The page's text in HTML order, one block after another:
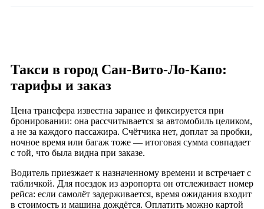
Такси в город Сан-Вито-Ло-Капо:
тарифы и заказ
Цена трансфера известна заранее и фиксируется при
бронировании: она рассчитывается за автомобиль целиком,
а не за каждого пассажира. Счётчика нет, доплат за пробки,
ночное время или багаж тоже — итоговая сумма совпадает
с той, что была видна при заказе.
Водитель приезжает к назначенному времени и встречает с
табличкой. Для поездок из аэропорта он отслеживает номер
рейса: если самолёт задерживается, время ожидания входит
в стоимость и машина дождётся. Оплатить можно картой